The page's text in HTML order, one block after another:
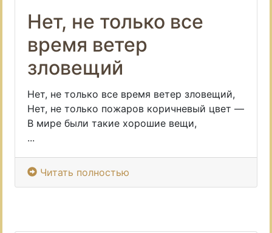
Нет, не только все
время ветер
зловещий
Нет, не только все время ветер зловещий,
Нет, не только пожаров коричневый цвет —
В мире были такие хорошие вещи,
...
Читать полностью